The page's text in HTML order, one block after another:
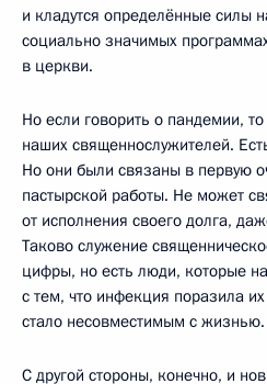
и кладутся определённые силы
социально значимых
в церкви.
Но если говорить о пандемии,
наших священнослужителей.
Но они были связаны в первую
пастырской работы. Не может
от исполнения своего долга,
Таково служение
цифры, но есть люди, которые
с тем, что инфекция поразила
стало несовместимым с жизнью.
С другой стороны, конечно, и